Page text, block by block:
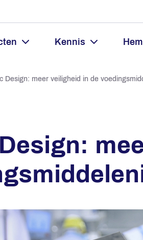
Kennis
Design: meer veiligheid in de